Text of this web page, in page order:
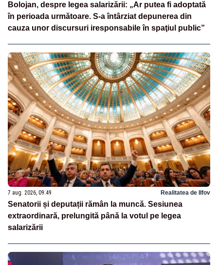
Bolojan, despre legea salarizării: „Ar putea fi adoptată
în perioada următoare. S-a întârziat depunerea din
cauza unor discursuri iresponsabile în spaţiul public”
7 aug. 2026, 09:49 Realitatea de Ilfov
Senatorii și deputații rămân la muncă. Sesiunea
extraordinară, prelungită până la votul pe legea
salarizării